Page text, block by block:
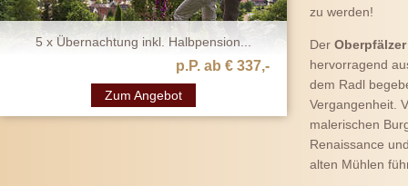
zu werden!
Der
hervorragend
dem Radl
Vergangenheit.
malerischen
Renaissance
alten Mühlen
5 x Übernachtung inkl. Halbpension...
p.P. ab € 337,-
Zum Angebot